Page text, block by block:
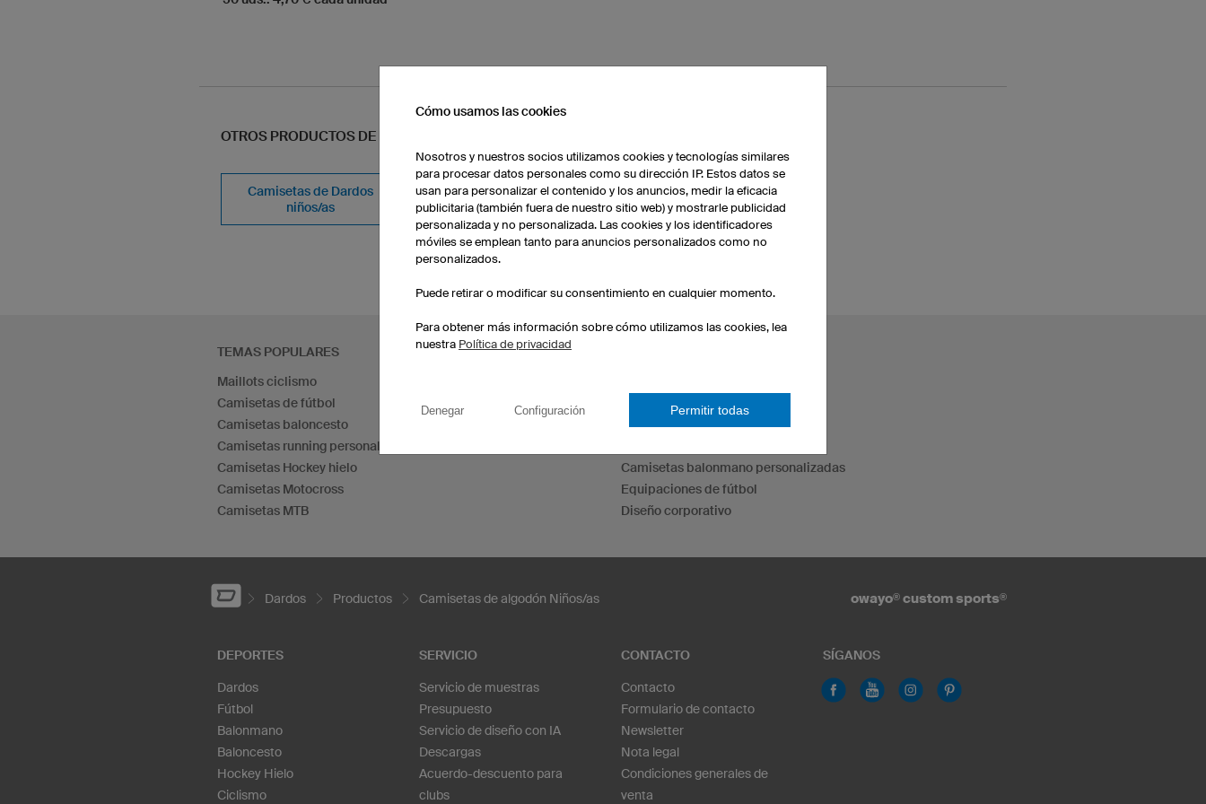
OTROS PRODUCTOS DE NUESTRO SURTIDO
Camisetas de Dardos
niños/as
Camisetas de Dardos
Mujer
Personalizar camisetas de
Dardos
TEMAS POPULARES
Maillots ciclismo
Camisetas de fútbol
Camisetas baloncesto
Camisetas running personalizadas
Camisetas Hockey hielo
Camisetas Motocross
Camisetas MTB
Camisetas de Dardos
Camisetas personalizadas
Camisetas balonmano personalizadas
Equipaciones de fútbol
Diseño corporativo
Dardos Productos Camisetas de algodón Niños/as owayo® custom sports®
DEPORTES
Dardos
Fútbol
Balonmano
Baloncesto
Hockey Hielo
Ciclismo
SERVICIO
Servicio de muestras
Presupuesto
Servicio de diseño con IA
Descargas
Acuerdo-descuento para
clubs
CONTACTO
Contacto
Formulario de contacto
Newsletter
Nota legal
Condiciones generales de
venta
SÍGANOS
Cómo usamos las cookies
Nosotros y nuestros socios utilizamos cookies y tecnologías similares
para procesar datos personales como su dirección IP. Estos datos se
usan para personalizar el contenido y los anuncios, medir la eficacia
publicitaria (también fuera de nuestro sitio web) y mostrarle publicidad
personalizada y no personalizada. Las cookies y los identificadores
móviles se emplean tanto para anuncios personalizados como no
personalizados.
Puede retirar o modificar su consentimiento en cualquier momento.
Para obtener más información sobre cómo utilizamos las cookies, lea
nuestra Política de privacidad
Denegar Configuración Permitir todas